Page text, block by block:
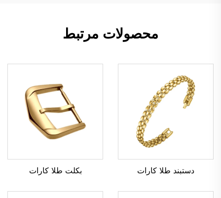
محصولات مرتبط
دستبند طلا کارات بکلت طلا کارات